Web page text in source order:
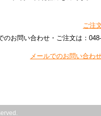
ご注
のお問い合わせ・ご注文は：
メールでのお問い合わ